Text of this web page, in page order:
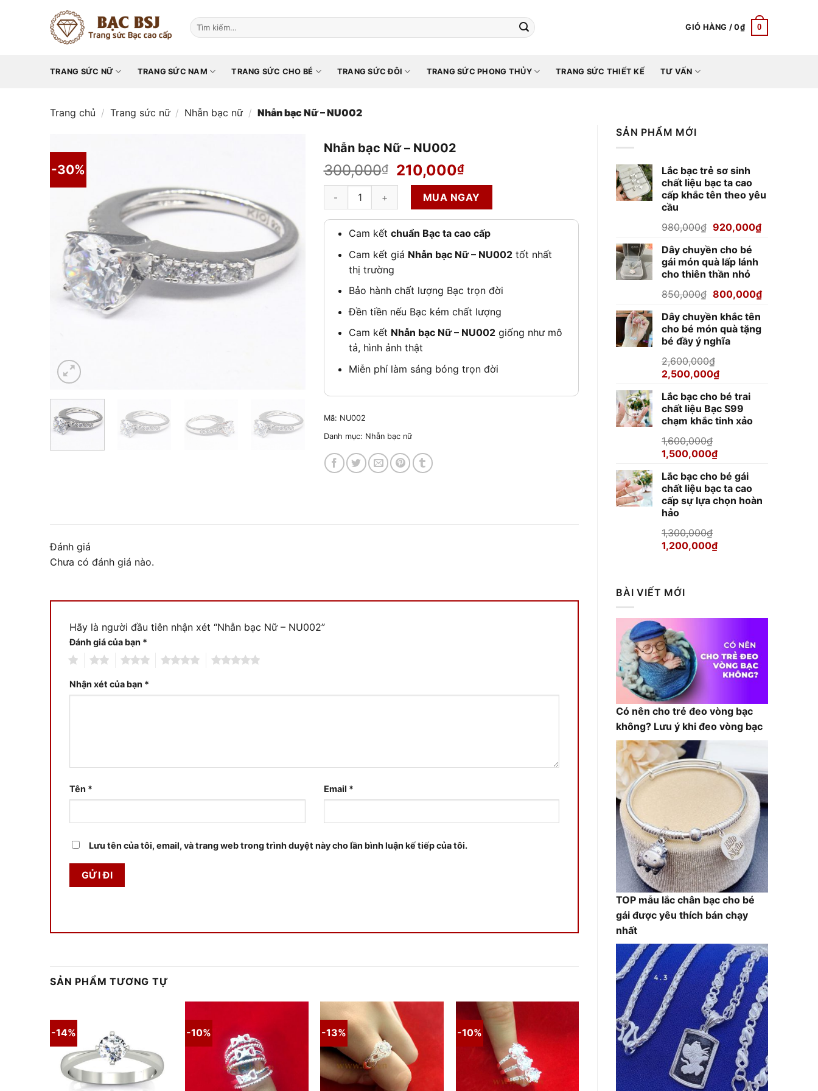
Tìm
kiếm:
GIỎ HÀNG /0₫ 0
TRANG SỨC NỮ TRANG SỨC NAM TRANG SỨC CHO BÉ TRANG SỨC ĐÔI TRANG SỨC PHONG THỦY TRANG SỨC THIẾT KẾ TƯ VẤN
Trang chủ / Trang sức nữ / Nhẫn bạc nữ / Nhẫn bạc Nữ – NU002
SẢN PHẨM MỚI
Lắc bạc trẻ sơ sinh
chất liệu bạc ta cao
cấp khắc tên theo yêu
cầu
980,000₫ Giá
là:
980,000₫.
920,000₫Giá
Dây chuyền cho bé
gái món quà lấp lánh
cho thiên thần nhỏ
850,000₫ Giá
là:
850,000₫.
800,000₫Giá
là:
Dây chuyền khắc tên
cho bé món quà tặng
bé đầy ý nghĩa
2,600,000₫
Giá
là:
2,600,000₫.
2,500,000₫Giá
tại
là:
2,500,000₫.
Lắc bạc cho bé trai
chất liệu Bạc S99
chạm khắc tinh xảo
1,600,000₫
Giá
là:
1,600,000₫.
1,500,000₫Giá
tại
là:
1,500,000₫.
Lắc bạc cho bé gái
chất liệu bạc ta cao
cấp sự lựa chọn hoàn
hảo
1,300,000₫
Giá
1,200,000₫Giá
BÀI VIẾT MỚI
Có nên cho trẻ đeo vòng bạc
không? Lưu ý khi đeo vòng bạc
TOP mẫu lắc chân bạc cho bé
gái được yêu thích bán chạy
nhất
-30%
Nhẫn bạc Nữ – NU002
300,000₫
Giá
gốc
300,000₫.
210,000₫Giá
hiện
tại
là:
210,000₫.
Nhẫn bạc Nữ - NU002 số lượng
MUA NGAY
Cam kếtchuẩn Bạc ta cao cấp
Cam kết giá Nhẫn bạc Nữ – NU002 tốt nhất
thị trường
Bảo hành chất lượng Bạc trọn đời
Đền tiền nếu Bạc kém chất lượng
Cam kết Nhẫn bạc Nữ – NU002 giống như mô
tả, hình ảnh thật
Miễn phí làm sáng bóng trọn đời
Mã: NU002
Danh mục: Nhẫn bạc nữ
Đánh giá
Chưa có đánh giá nào.
Hãy là người đầu tiên nhận xét “Nhẫn bạc Nữ – NU002”
Đánh giá của bạn *
Nhận xét của bạn *
Tên * Email *
Lưu tên của tôi, email, và trang web trong trình duyệt này cho lần bình luận kế tiếp của tôi.
SẢN PHẨM TƯƠNG TỰ
-14% -10% -13% -10%